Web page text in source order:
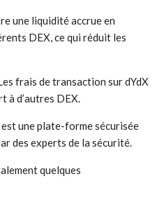
une liquidité accrue en
DEX, ce qui réduit les
frais de transaction sur dYdX
à d’autres DEX.
est une plate-forme sécurisée
des experts de la sécurité.
quelques